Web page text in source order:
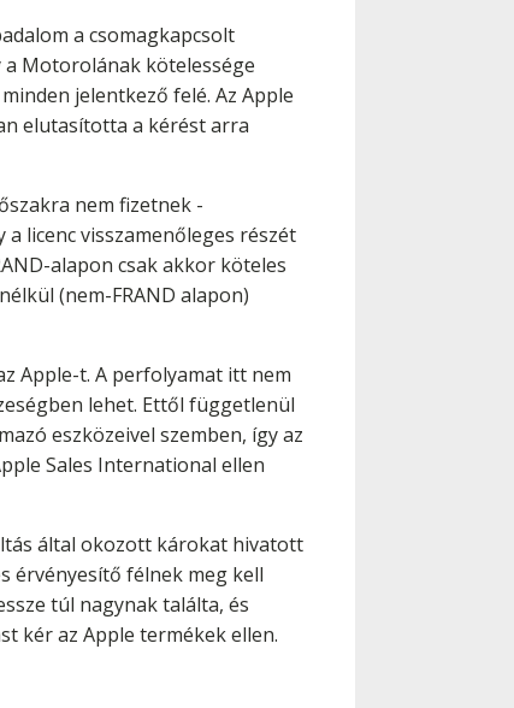
a csomagkapcsolt
a Motorolának kötelessége
jelentkező felé. Az Apple
elutasította a kérést arra
nem fizetnek -
licenc visszamenőleges részét
alapon csak akkor köteles
(nem-FRAND alapon)
Apple-t. A perfolyamat itt nem
lehet. Ettől függetlenül
eszközeivel szemben, így az
Sales International ellen
által okozott károkat hivatott
érvényesítő félnek meg kell
túl nagynak találta, és
kér az Apple termékek ellen.